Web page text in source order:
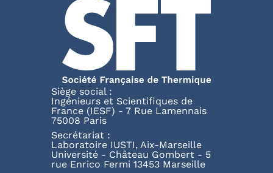
Siège social :
Ingénieurs et Scientifiques de
France (IESF) - 7 Rue Lamennais
75008 Paris
Secrétariat :
Laboratoire IUSTI, Aix-Marseille
Université - Château Gombert - 5
rue Enrico Fermi 13453 Marseille